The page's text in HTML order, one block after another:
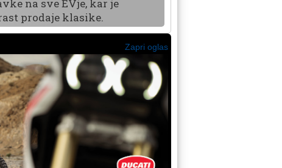
na sve EVje, kar je
prodaje klasike.
Zapri oglas